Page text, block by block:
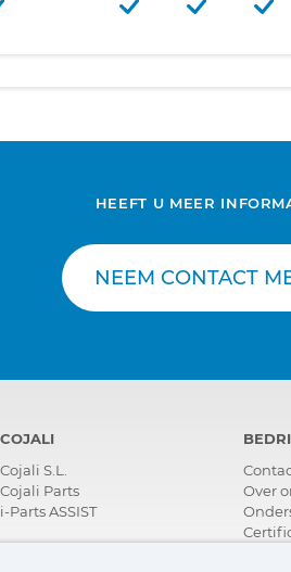
HEEFT U MEER
NEEM CONTACT
COJALI
Cojali S.L.
Cojali Parts
i-Parts ASSIST
Over